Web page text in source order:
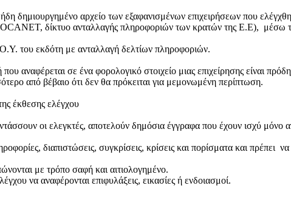
δημιουργημένο αρχείο των εξαφανισμένων επιχειρήσεων που
δίκτυο ανταλλαγής πληροφοριών των κρατών της Ε.Ε),
του εκδότη με ανταλλαγή δελτίων πληροφοριών.
αναφέρεται σε ένα φορολογικό στοιχείο μιας επιχείρησης είναι
από βέβαιο ότι δεν θα πρόκειται για μεμονωμένη περίπτωση.
έκθεσης ελέγχου
οι ελεγκτές, αποτελούν δημόσια έγγραφα που έχουν ισχύ μόνο
διαπιστώσεις, συγκρίσεις, κρίσεις και πορίσματα και πρέπει να
με τρόπο σαφή και αιτιολογημένο.
να αναφέρονται επιφυλάξεις, εικασίες ή ενδοιασμοί.